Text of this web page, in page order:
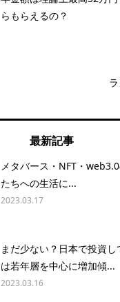
らもらえるの？
最新記事
メタバース・NFT・
たちへの生活に...
2023.03.17
まだ少ない？日本で投資
は若年層を中心に増加傾...
2023.03.16